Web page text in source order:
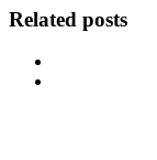
Related posts